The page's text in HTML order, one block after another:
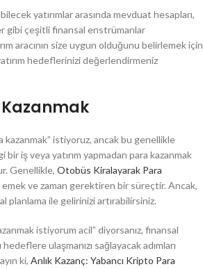
yatırımlar arasında mevduat hesapları,
gibi çeşitli finansal enstrümanlar
aracının size uygun olduğunu belirlemek için
hedeflerinizi değerlendirmeniz
Kazanmak
kazanmak” istiyoruz, ancak bu genellikle
iş veya yatırım yapmadan para kazanmak
Genellikle, Otobüs Kiralayarak Para
emek ve zaman gerektiren bir süreçtir. Ancak,
planlama ile gelirinizi artırabilirsiniz.
istiyorum acil” diyorsanız, finansal
ulaşmanızı sağlayacak adımları
ki, Anlık Kazanç: Yabancı Kripto Para